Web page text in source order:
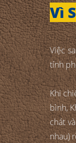
Vì
Việc
tính
Khi
bình,
chát
nhau)